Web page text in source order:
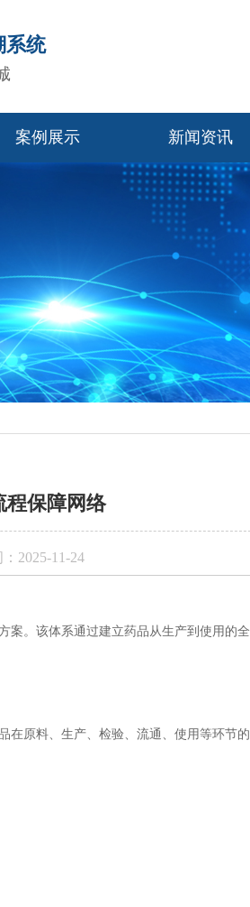
系统
案例展示 新闻资讯
程保障网络
2025-11-24
案。该体系通过建立药品从生产到使用的全
在原料、生产、检验、流通、使用等环节的